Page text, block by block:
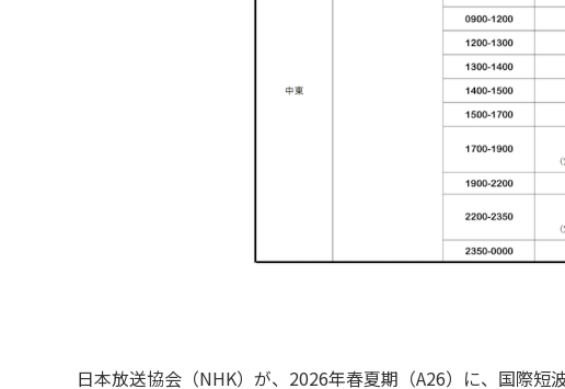
日本放送協会（NHK）が、2026年春夏期（A26）に、国際短